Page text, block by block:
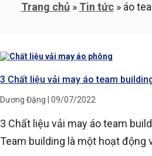
Trang chủ» Tin tức» áo
3 Chất liệu vải may áo team
Dương Đặng 09/07/2022
3 Chất liệu vải may áo team
Team building là một hoạt động